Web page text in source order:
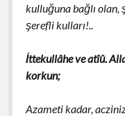
kulluğuna bağlı olan,
şerefli kulları!..
İttekullâhe ve atîû.
korkun;
Azameti kadar,